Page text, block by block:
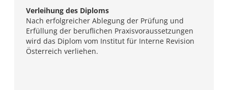
Verleihung des Diploms
Nach erfolgreicher Ablegung der Prüfung und
Erfüllung der beruflichen Praxisvoraussetzungen
wird das Diplom vom Institut für Interne Revision
Österreich verliehen.